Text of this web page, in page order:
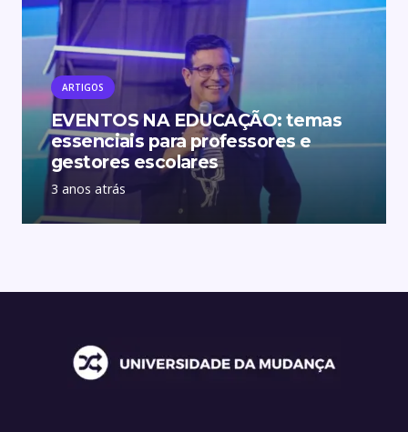
ARTIGOS
EVENTOS NA EDUCAÇÃO: temas
essenciais para professores e
gestores escolares
3 anos atrás